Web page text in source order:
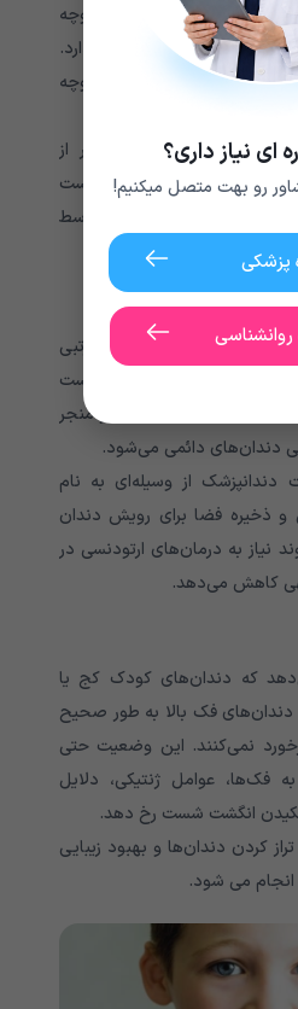
به کاهش دندان قروچه
نزدیکی با کیفیت خواب دارد.
می‌‌‌‌‌‌‌‌‌‌‌‌‌‌‌‌‌‌‌‌‌‌‌‌‌‌‌‌‌‌‌‌‌‌‌‌‌‌‌‌‌‌‌‌‌‌‌‌‌‌‌‌تواند از بروز دندان قروچه
کودک کمک کند.
دهانش باز است و به غیر از
می ریزد، به این معنی است
و نیاز به معاینه توسط
دندان
دندان‌‌‌‌‌‌‌‌‌‌‌‌‌‌‌‌‌‌‌‌‌‌‌‌‌‌‌‌‌‌‌‌‌‌‌‌‌‌‌‌‌‌‌‌‌‌های شیری با نامرتبی
این وضعیت حتی ممکن است
دائمی‌‌‌‌‌‌‌‌‌‌‌‌‌‌‌‌‌‌‌‌‌‌‌‌‌‌‌‌‌‌‌‌‌‌‌‌‌‌‌‌‌‌‌‌‌‌‌‌‌‌‌‌بعدی کاهش دهد و منجر
دندان‌‌‌‌‌‌‌‌‌‌‌‌‌‌‌‌‌‌‌‌‌‌‌‌‌‌‌‌‌‌‌‌‌‌‌‌‌‌‌‌‌‌‌‌‌‌های دائمی ‌‌‌‌‌‌‌‌‌‌‌‌‌‌‌‌‌‌‌‌‌‌‌‌‌‌‌‌‌‌‌‌‌‌‌‌‌‌‌‌‌‌‌‌‌‌‌‌‌‌‌‌می‌‌‌‌‌‌‌‌‌‌‌‌‌‌‌‌‌‌‌‌‌‌‌‌‌‌‌‌‌‌‌‌‌‌‌‌‌‌‌‌‌‌‌‌‌‌‌‌‌‌‌‌شود.
از وسیله‌ای به نام
و ذخیره فضا برای رویش دندان
نیاز به درمان‌‌‌‌‌‌‌‌‌‌‌‌‌‌‌‌‌‌‌‌‌‌‌‌‌‌‌‌‌‌‌‌‌‌‌‌‌‌‌‌‌‌‌‌‌‌های ارتودنسی در
کاهش می‌‌‌‌‌‌‌‌‌‌‌‌‌‌‌‌‌‌‌‌‌‌‌‌‌‌‌‌‌‌‌‌‌‌‌‌‌‌‌‌‌‌‌‌‌‌‌‌‌‌‌‌دهد.
که دندان‌‌‌‌‌‌‌‌‌‌‌‌‌‌‌‌‌‌‌‌‌‌‌‌‌‌‌‌‌‌‌‌‌‌‌‌‌‌‌‌‌‌‌‌‌‌های کودک کج یا
فک بالا به طور صحیح
نمی‌‌‌‌‌‌‌‌‌‌‌‌‌‌‌‌‌‌‌‌‌‌‌‌‌‌‌‌‌‌‌‌‌‌‌‌‌‌‌‌‌‌‌‌‌‌‌‌‌‌‌‌کنند. این وضعیت حتی
فک‌‌‌‌‌‌‌‌‌‌‌‌‌‌‌‌‌‌‌‌‌‌‌‌‌‌‌‌‌‌‌‌‌‌‌‌‌‌‌‌‌‌‌‌‌‌ها، عوامل ژنتیکی، دلایل
انگشت شست رخ دهد.
کردن دندان‌ها و بهبود زیبایی
می شود.
ای نیاز داری؟
رو بهت متصل میکنیم!
پزشکی